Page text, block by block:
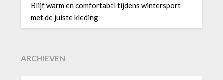
Blijf warm en comfortabel tijdens wintersport
met de juiste kleding
ARCHIEVEN